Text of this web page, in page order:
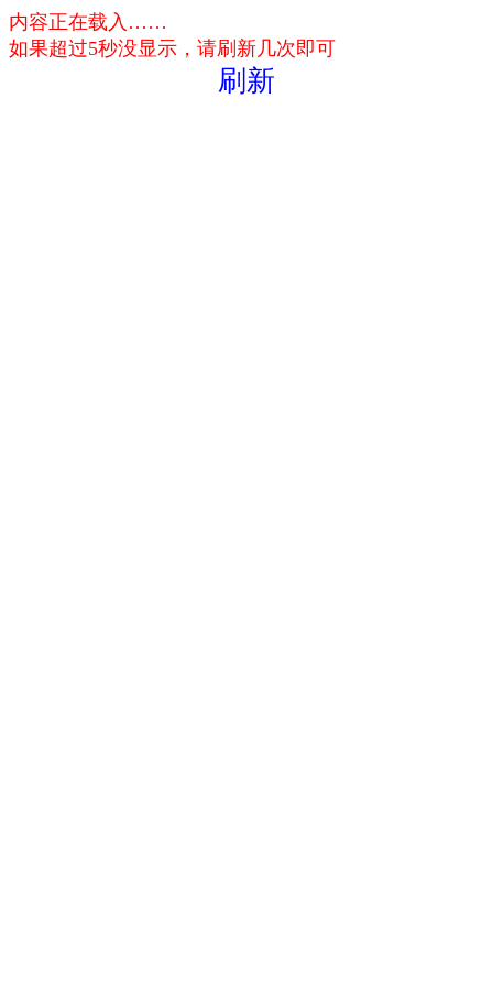
内容正在载入……
如果超过5秒没显示，请刷新几次即可
刷新